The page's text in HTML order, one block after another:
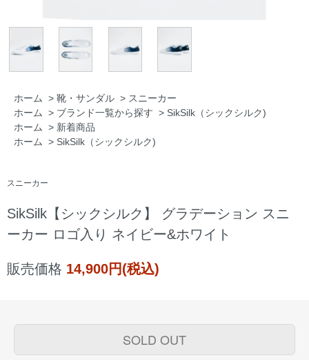
ホーム > 靴・サンダル > スニーカー
ホーム
> ブランド一覧から探す > SikSilk（シックシルク)
ホーム
> 新着商品
ホーム
> SikSilk（シックシルク)
スニーカー
SikSilk【シックシルク】 グラデーション スニ
ーカー ロゴ入り ネイビー&ホワイト
販売価格 14,900円(税込)
SOLD OUT